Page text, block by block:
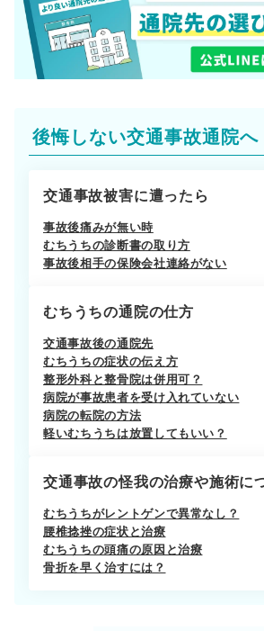
後悔しない交通事故通院へ
交通事故被害に遭ったら
事故後痛みが無い時
むちうちの診断書の取り方
事故後相手の保険会社連絡がない
むちうちの通院の仕方
交通事故後の通院先
むちうちの症状の伝え方
整形外科と整骨院は併用可？
病院が事故患者を受け入れていない
病院の転院の方法
軽いむちうちは放置してもいい？
交通事故の怪我の治療や施術に
むちうちがレントゲンで異常なし？
腰椎捻挫の症状と治療
むちうちの頭痛の原因と治療
骨折を早く治すには？